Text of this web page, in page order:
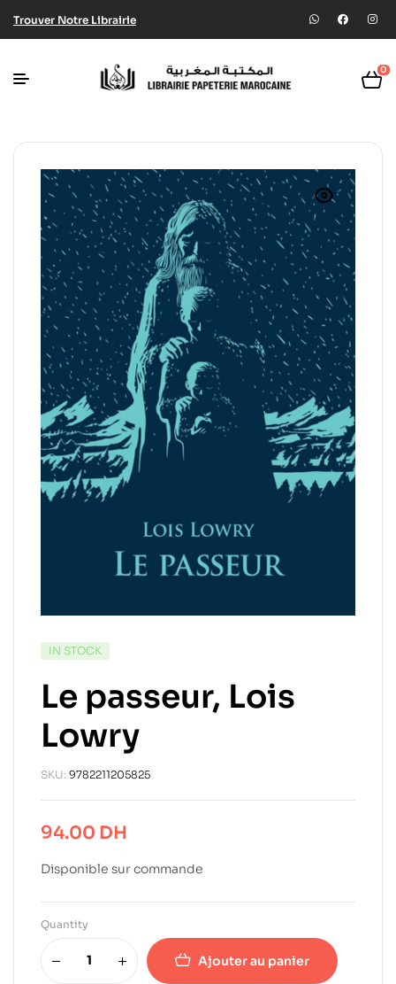
Trouver Notre Librairie
0
IN STOCK
Le passeur, Lois
Lowry
SKU: 9782211205825
94.00 DH
Disponible sur commande
Quantity
Ajouter au panier